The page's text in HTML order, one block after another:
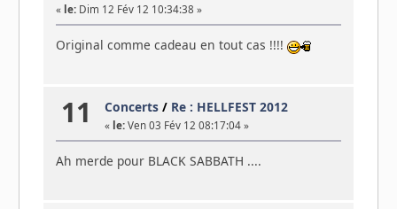
« le:Dim 12 Fév 12 10:34:38 »
Original comme cadeau en tout cas !!!!
11 Concerts / Re : HELLFEST 2012
« le: Ven 03 Fév 12 08:17:04 »
Ah merde pour BLACK SABBATH ....